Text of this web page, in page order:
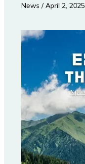
News /April 2, 2025